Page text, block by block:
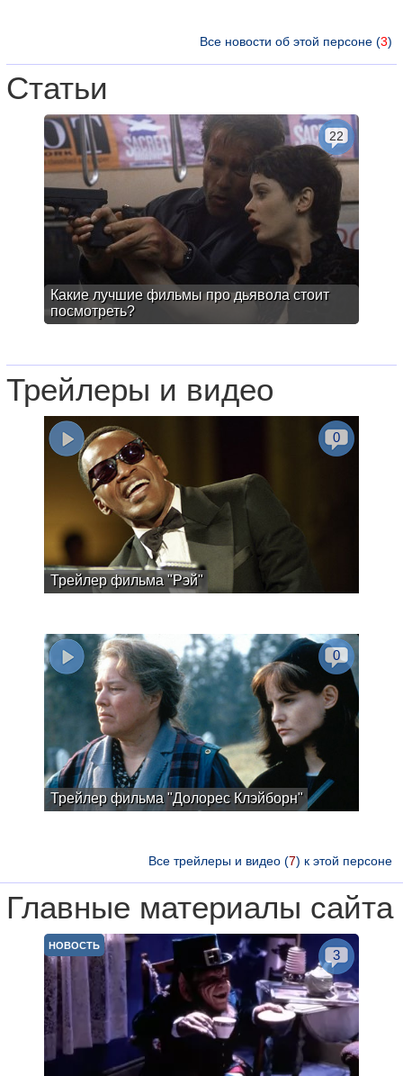
Все новости об этой персоне (3)
Статьи
Какие лучшие фильмы про дьявола стоит
посмотреть?
22
Трейлеры и видео
Трейлер фильма "Рэй"
0
Трейлер фильма "Долорес Клэйборн"
0
Все трейлеры и видео (7) к этой персоне
Главные материалы сайта
НОВОСТЬ
3